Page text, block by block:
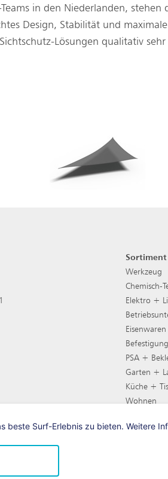
Teams in den Niederlanden,
Design, Stabilität und
Lösungen qualitativ
Sortiment
Werkzeug
Chemisch-
Elektro +
PSA +
Garten +
Küche +
Wohnen
Grill
beste Surf-Erlebnis zu bieten. Weitere